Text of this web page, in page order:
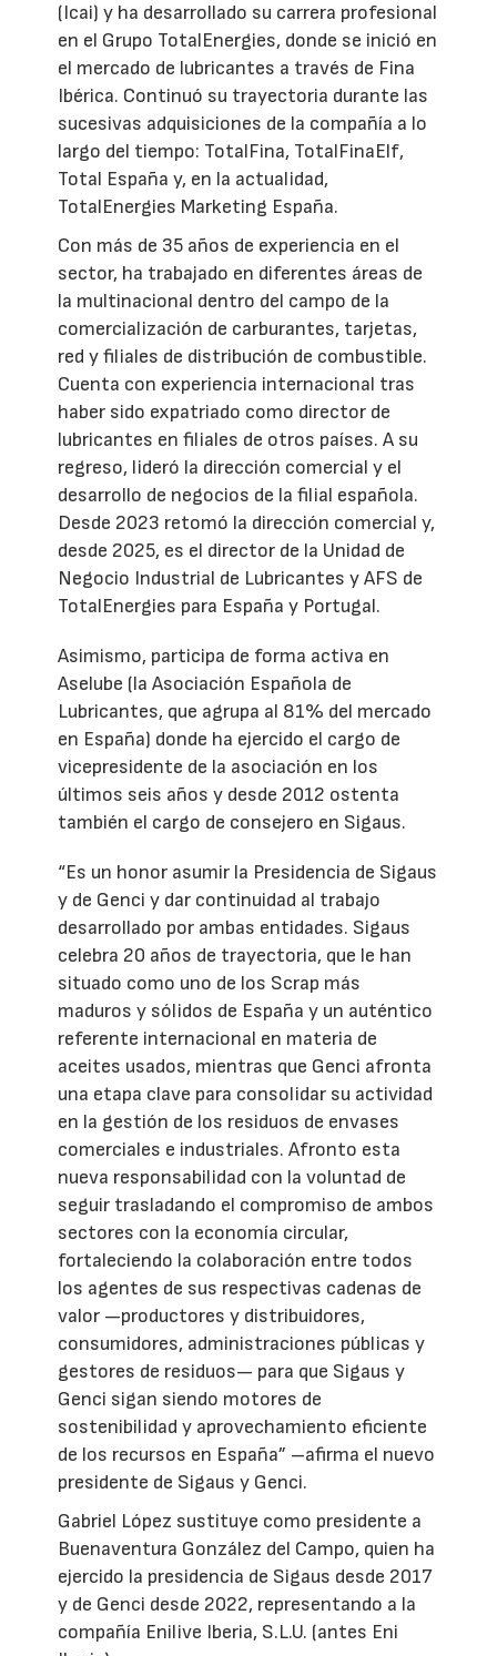
(Icai) y ha desarrollado su carrera profesional
en el Grupo TotalEnergies, donde se inició en
el mercado de lubricantes a través de Fina
Ibérica. Continuó su trayectoria durante las
sucesivas adquisiciones de la compañía a lo
largo del tiempo: TotalFina, TotalFinaElf,
Total España y, en la actualidad,
TotalEnergies Marketing España.
Con más de 35 años de experiencia en el
sector, ha trabajado en diferentes áreas de
la multinacional dentro del campo de la
comercialización de carburantes, tarjetas,
red y filiales de distribución de combustible.
Cuenta con experiencia internacional tras
haber sido expatriado como director de
lubricantes en filiales de otros países. A su
regreso, lideró la dirección comercial y el
desarrollo de negocios de la filial española.
Desde 2023 retomó la dirección comercial y,
desde 2025, es el director de la Unidad de
Negocio Industrial de Lubricantes y AFS de
TotalEnergies para España y Portugal.
Asimismo, participa de forma activa en
Aselube (la Asociación Española de
Lubricantes, que agrupa al 81% del mercado
en España) donde ha ejercido el cargo de
vicepresidente de la asociación en los
últimos seis años y desde 2012 ostenta
también el cargo de consejero en Sigaus.
“Es un honor asumir la Presidencia de Sigaus
y de Genci y dar continuidad al trabajo
desarrollado por ambas entidades. Sigaus
celebra 20 años de trayectoria, que le han
situado como uno de los Scrap más
maduros y sólidos de España y un auténtico
referente internacional en materia de
aceites usados, mientras que Genci afronta
una etapa clave para consolidar su actividad
en la gestión de los residuos de envases
comerciales e industriales. Afronto esta
nueva responsabilidad con la voluntad de
seguir trasladando el compromiso de ambos
sectores con la economía circular,
fortaleciendo la colaboración entre todos
los agentes de sus respectivas cadenas de
valor —productores y distribuidores,
consumidores, administraciones públicas y
gestores de residuos— para que Sigaus y
Genci sigan siendo motores de
sostenibilidad y aprovechamiento eficiente
de los recursos en España” –afirma el nuevo
presidente de Sigaus y Genci.
Gabriel López sustituye como presidente a
Buenaventura González del Campo, quien ha
ejercido la presidencia de Sigaus desde 2017
y de Genci desde 2022, representando a la
compañía Enilive Iberia, S.L.U. (antes Eni